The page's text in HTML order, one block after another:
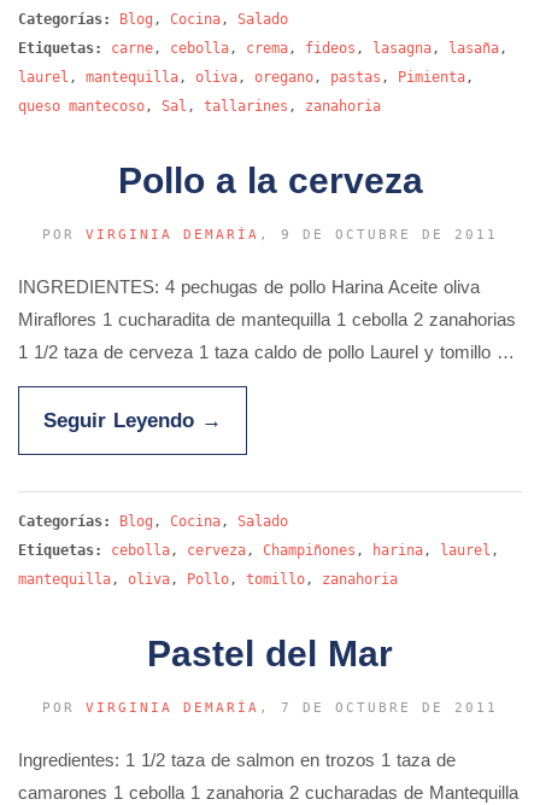
Categorías: Blog , Cocina, Salado
Etiquetas:
carne, cebolla, crema, fideos , lasagna, lasaña,
laurel , mantequilla, oliva, oregano, pastas , Pimienta,
queso mantecoso, Sal , tallarines , zanahoria
Pollo a la cerveza
POR VIRGINIA DEMARÍA , 9 DE OCTUBRE DE 2011
INGREDIENTES: 4 pechugas de pollo Harina Aceite oliva
Miraflores 1 cucharadita de mantequilla 1 cebolla 2 zanahorias
1 1/2 taza de cerveza 1 taza caldo de pollo Laurel y tomillo …
Seguir Leyendo →
Categorías: Blog , Cocina, Salado
Etiquetas:
cebolla, cerveza, Champiñones , harina, laurel ,
mantequilla, oliva, Pollo, tomillo, zanahoria
Pastel del Mar
POR VIRGINIA DEMARÍA , 7 DE OCTUBRE DE 2011
Ingredientes: 1 1/2 taza de salmon en trozos 1 taza de
camarones 1 cebolla 1 zanahoria 2 cucharadas de Mantequilla